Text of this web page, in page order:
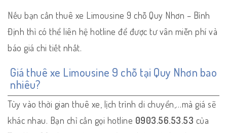
Nếu bạn cần thuê xe Limousine 9 chỗ Quy Nhơn – Bình
Định thì có thể liên hệ hotline để được tư vân miễn phí và
báo giá chi tiết nhất.
Giá thuê xe Limousine 9 chỗ tại Quy Nhơn bao
nhiêu?
Tùy vào thời gian thuê xe, lịch trình di chuyển,…mà giá sẽ
khác nhau. Bạn chỉ cần gọi hotline 0903.56.53.53 của